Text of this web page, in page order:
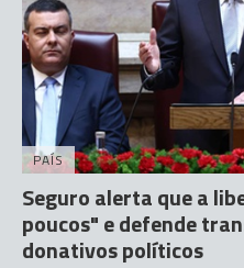
PAÍS
Seguro alerta que a
poucos" e defende
donativos políticos